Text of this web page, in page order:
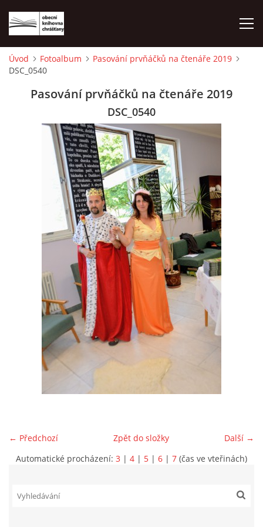
ÚVOD
VÝPŮJČNÍ DOBA
ON-LINE KATALOG
WEBOVÁ KAMERA
VIDEA Z DRONU
STREET ART
"KNIHOBUDKY"
ČASOSBĚRY - CHRÁŠŤANY
E-KNIHY DO KAŽDÉ KNIHOVNY
GRANTY A DOTACE
Úvod Fotoalbum
Pasování prvňáčků na čtenáře 2019
DSC_0540
Pasování prvňáčků na čtenáře 2019
DSC_0540
← Předchozí Další →
Zpět do složky
Automatické procházení: 3 | 4 | 5 | 6 | 7 (čas ve vteřinách)